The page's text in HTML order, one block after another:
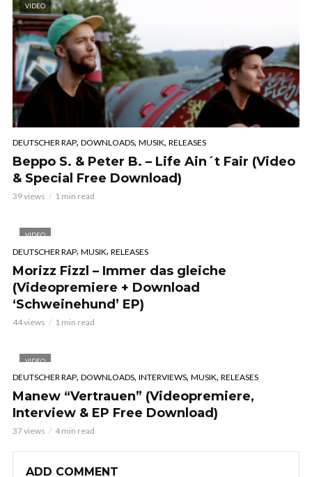
VIDEO
DEUTSCHER RAP, DOWNLOADS, MUSIK, RELEASES
Beppo S. & Peter B. – Life Ain´t Fair (Video
& Special Free Download)
39 views 1 min read
VIDEO
DEUTSCHER RAP, MUSIK, RELEASES
Morizz Fizzl – Immer das gleiche
(Videopremiere + Download
‘Schweinehund’ EP)
44 views 1 min read
VIDEO
DEUTSCHER RAP, DOWNLOADS, INTERVIEWS, MUSIK, RELEASES
Manew “Vertrauen” (Videopremiere,
Interview & EP Free Download)
37 views 4 min read
ADD COMMENT